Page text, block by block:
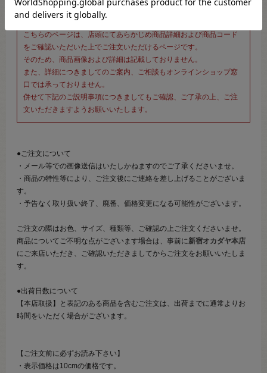
※新宿オカダヤ本店お取り扱い商品のご注文専用ページです※
こちらのページは、店頭にてあらかじめ商品詳細および商品コード
をご確認いただいた上でご注文いただけるページです。
そのため、商品画像および詳細は記載しておりません。
また、詳細につきましてのご案内、ご相談もオンラインショップ窓
口では承っておりません。
併せて下記のご説明事項につきましてもご確認、ご了承の上、ご注
文いただきますようお願いいたします。
●ご注文について
・メール等での画像送信はいたしかねますのでご了承くださいませ。
・商品の特性等により、ご注文後にご連絡を差し上げることがございま
す。
・予告なく取り扱い終了、廃番、価格変更になる可能性がございます。
ご注文の際はお色、サイズ、種類等、ご確認の上ご注文くださいませ。
商品についてご不明な点がございます場合は、事前に新宿オカダヤ本店
にご来店いただき、ご確認いただきましてからご注文をお願いいたしま
す。
●出荷日数について
【本店取扱】と表記のある商品を含むご注文は、出荷までに通常よりお
時間をいただく場合がございます。
【ご注文前に必ずお読み下さい】
・表示価格は10cmの価格です。